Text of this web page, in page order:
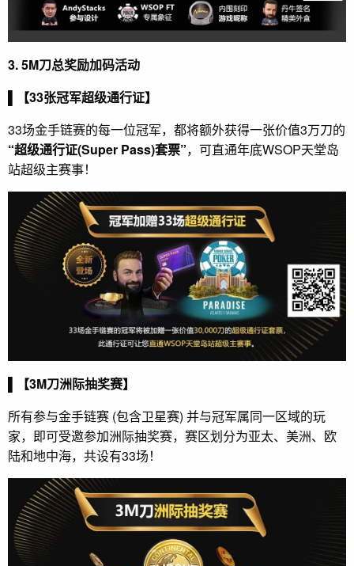
3. 5M刀总奖励加码活动
▌【33张冠军超级通行证】
33场金手链赛的每一位冠军，都将额外获得一张价值3万刀的
“超级通行证(Super Pass)套票”，可直通年底WSOP天堂岛
站超级主赛事！
▌【3M刀洲际抽奖赛】
所有参与金手链赛 (包含卫星赛) 并与冠军属同一区域的玩
家，即可受邀参加洲际抽奖赛，赛区划分为亚太、美洲、欧
陆和地中海，共设有33场！